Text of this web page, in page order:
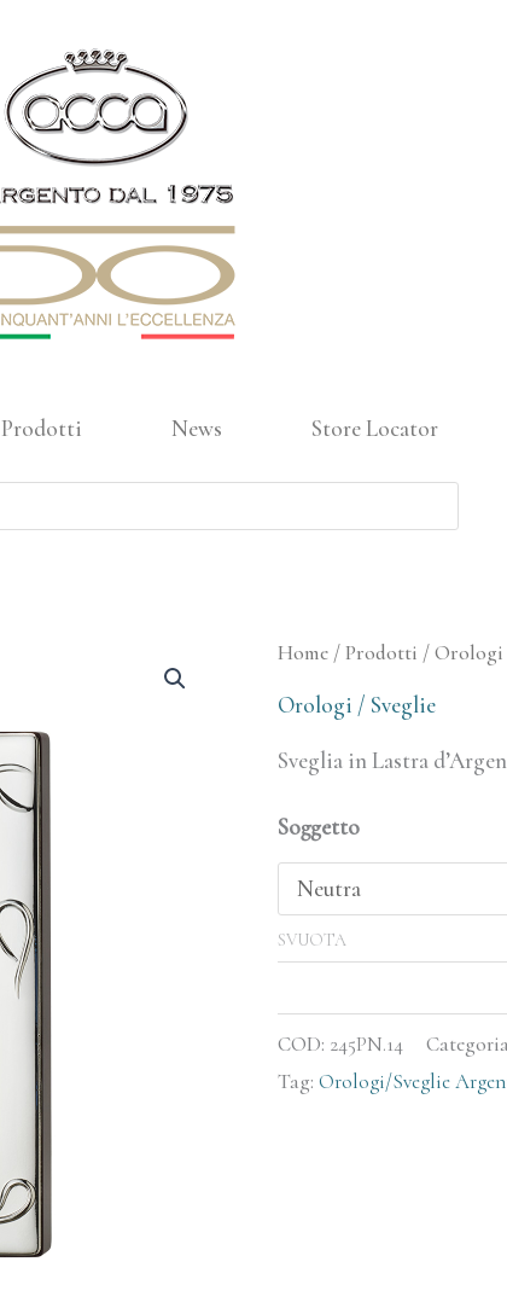
Prodotti News Store Locator
Home /Prodotti /Orologi
Orologi / Sveglie
Sveglia in Lastra
Soggetto
SVUOTA
Orologio
Sveglia
quantità
COD: 245PN.14
Tag: Orologi/Sveglie